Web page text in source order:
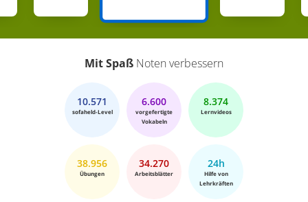
Mit Spaß Noten verbessern
10.571
sofaheld-Level
6.600
vorgefertigte
Vokabeln
8.374
Lernvideos
38.956
Übungen
34.270
Arbeitsblätter
24h
Hilfe von
Lehrkräften